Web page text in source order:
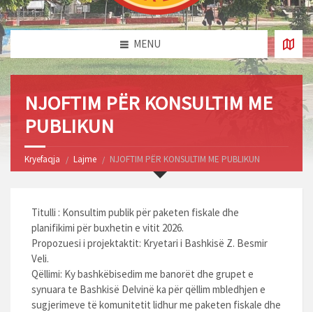
MENU
NJOFTIM PËR KONSULTIM ME
PUBLIKUN
Kryefaqja Lajme NJOFTIM PËR KONSULTIM ME PUBLIKUN
Titulli : Konsultim publik për paketen fiskale dhe
planifikimi për buxhetin e vitit 2026.
Propozuesi i projektaktit: Kryetari i Bashkisë Z. Besmir
Veli.
Qëllimi: Ky bashkëbisedim me banorët dhe grupet e
synuara te Bashkisë Delvinë ka për qëllim mbledhjen e
sugjerimeve të komunitetit lidhur me paketen fiskale dhe